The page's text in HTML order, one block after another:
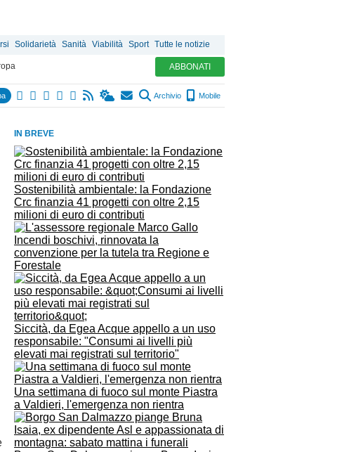
Solidarietà Sanità Viabilità Sport Tutte le notizie
ABBONATI
Archivio Mobile
IN BREVE
Sostenibilità ambientale: la Fondazione
Crc finanzia 41 progetti con oltre 2,15
milioni di euro di contributi
Incendi boschivi, rinnovata la
convenzione per la tutela tra Regione e
Forestale
Siccità, da Egea Acque appello a un uso
responsabile: "Consumi ai livelli più
elevati mai registrati sul territorio"
Una settimana di fuoco sul monte Piastra
a Valdieri, l'emergenza non rientra